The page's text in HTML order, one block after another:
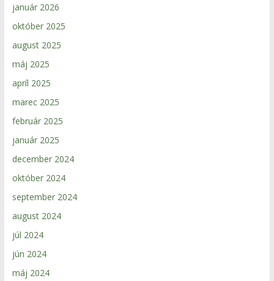
január 2026
október 2025
august 2025
máj 2025
apríl 2025
marec 2025
február 2025
január 2025
december 2024
október 2024
september 2024
august 2024
júl 2024
jún 2024
máj 2024